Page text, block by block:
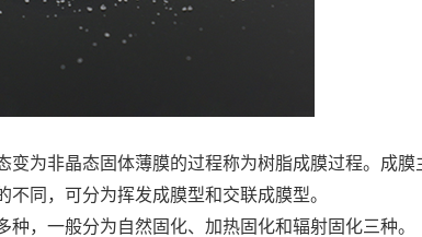
变为非晶态固体薄膜的过程称为树脂成膜过程。成
同，可分为挥发成膜型和交联成膜型。
种，一般分为自然固化、加热固化和辐射固化三种。